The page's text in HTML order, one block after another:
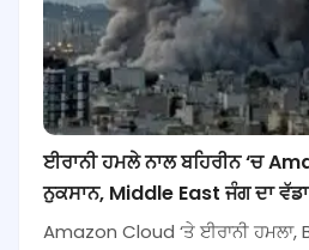
ਈਰਾਨੀ ਹਮਲੇ ਨਾਲ ਬਹਿਰੀਨ ‘ਚ
ਨੁਕਸਾਨ, Middle East ਜੰਗ ਦਾ
Amazon Cloud ‘ਤੇ ਈਰਾਨੀ ਹਮਲਾ,